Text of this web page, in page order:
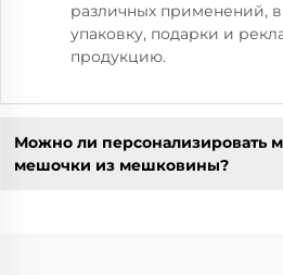
различных применений,
упаковку, подарки и
продукцию.
Можно ли персонализировать
мешочки из мешковины?